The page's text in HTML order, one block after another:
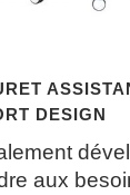
DESIGN
aux